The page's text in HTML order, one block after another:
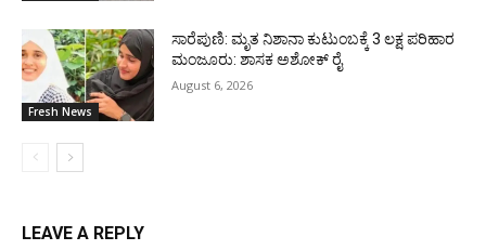
Fresh News
ಸಾರೆಪುಣಿ: ಮೃತ ನಿಶಾನಾ ಕುಟುಂಬಕ್ಕೆ 3 ಲಕ್ಷ ಪರಿಹಾರ
ಮಂಜೂರು: ಶಾಸಕ ಅಶೋಕ್ ರೈ
August 6, 2026
LEAVE A REPLY